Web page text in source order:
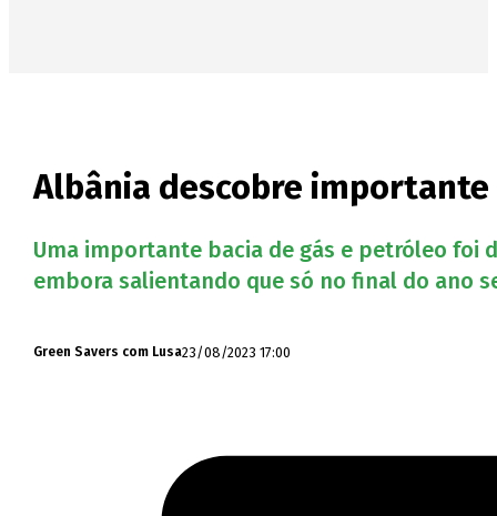
Albânia descobre
Uma importante bacia de gás e petróleo foi
embora salientando que só no final do ano
Green Savers com Lusa23/08/2023 17:00